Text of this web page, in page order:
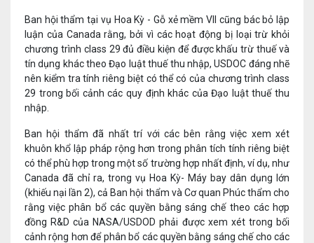
Ban hội thẩm tại vụ Hoa Kỳ - Gỗ xẻ mềm VII cũng bác bỏ lập
luận của Canada rằng, bởi vì các hoạt động bị loại trừ khỏi
chương trình class 29 đủ điều kiện để được khấu trừ thuế và
tín dụng khác theo Đạo luật thuế thu nhập, USDOC đáng nhẽ
nên kiểm tra tính riêng biệt có thể có của chương trình class
29 trong bối cảnh các quy định khác của Đạo luật thuế thu
nhập.
Ban hội thẩm đã nhất trí với các bên rằng việc xem xét
khuôn khổ lập pháp rộng hơn trong phân tích tính riêng biệt
có thể phù hợp trong một số trường hợp nhất định, ví dụ, như
Canada đã chỉ ra, trong vụ Hoa Kỳ- Máy bay dân dụng lớn
(khiếu nại lần 2), cả Ban hội thẩm và Cơ quan Phúc thẩm cho
rằng việc phân bổ các quyền bằng sáng chế theo các hợp
đồng R&D của NASA/USDOD phải được xem xét trong bối
cảnh rộng hơn để phân bổ các quyền bằng sáng chế cho các